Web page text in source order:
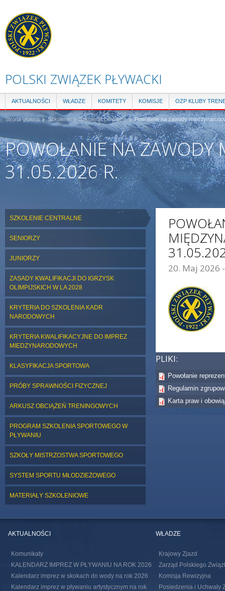
POLSKI ZWIĄZEK PŁYWACKI
AKTUALNOŚCI WŁADZE KOMITETY KOMISJE OZP KLUBY
Strona główna Szkolenie Szkolenie centralne Powołanie na zawody
POWOŁANIE NA ZAWODY
31.05.2026 R.
SZKOLENIE CENTRALNE
SENIORZY
JUNIORZY
ZASADY KWALIFIKACJI DO IGRZYSK
OLIMPIJSKICH W LA 2028
KRYTERIA DO SZKOLENIA KADR
NARODOWYCH
KRYTERIA KWALIFIKACYJNE DO IMPREZ
MIEDZYNARODOWYCH
KLASYFIKACJA SPORTOWA
PRÓBY SPRAWNOŚCI FIZYCZNEJ
ARKUSZ OBCIĄŻEŃ TRENINGOWYCH
PROGRAM SZKOLENIA SPORTOWEGO W
PŁYWANIU
SZKOŁY MISTRZOSTWA SPORTOWEGO
SYSTEM SPORTU MŁODZIEŻOWEGO
MATERIAŁY SZKOLENIOWE
20. Maj 2026
ZDJĘCIE GŁÓWNE:
PLIKI:
Powołanie
Regulamin
Karta praw i
AKTUALNOŚCI
Komunikaty
KALENDARZ IMPREZ W PŁYWANIU NA ROK 2026
Kalendarz imprez w skokach do wody na rok 2026
Kalendarz imprez w pływaniu artystycznym na rok
WŁADZE
Krajowy Zjazd
Zarząd Polskiego
Komisja Rewizyjna
Posiedzenia i Uchwały